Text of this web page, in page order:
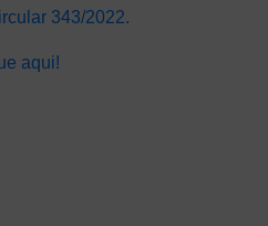
343/2022.
aqui!